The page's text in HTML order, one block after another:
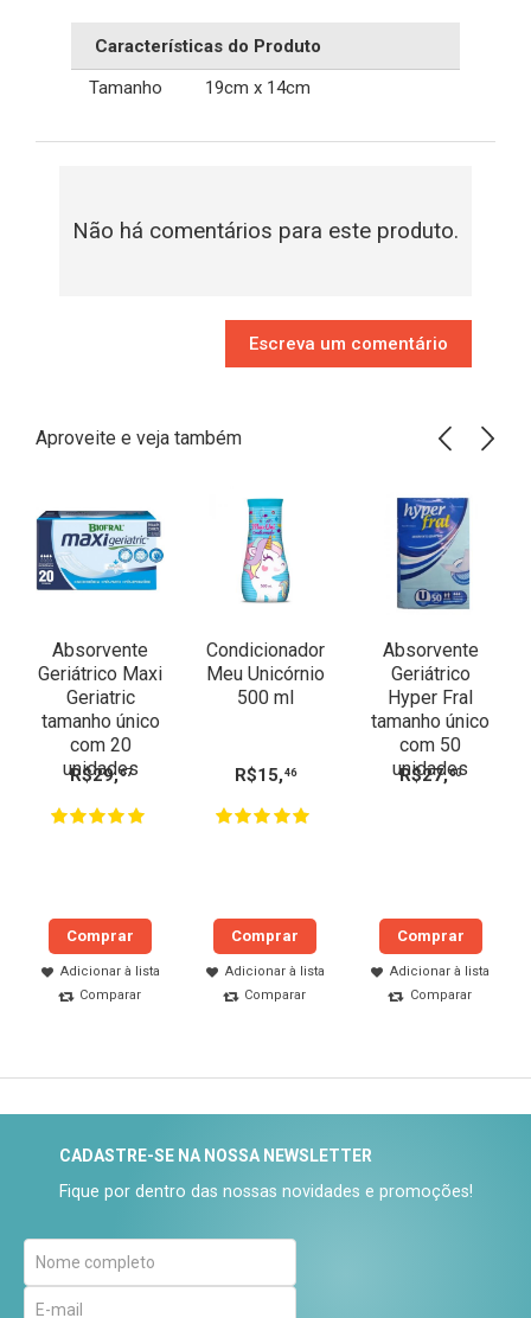
Características do Produto
Tamanho
19cm x 14cm
Não há comentários para este produto.
Escreva um comentário
Aproveite e veja também
Absorvente
Geriátrico Maxi
Geriatric
tamanho único
com 20
unidades
R$29,67
Comprar
Adicionar à lista
Comparar
Condicionador
Meu Unicórnio
500 ml
R$15, 46
Comprar
Adicionar à lista
Comparar
Absorvente
Geriátrico
Hyper Fral
tamanho único
com 50
unidades
R$27,60
Comprar
Adicionar à lista
Comparar
CADASTRE-SE NA NOSSA NEWSLETTER
Fique por dentro das nossas novidades e promoções!